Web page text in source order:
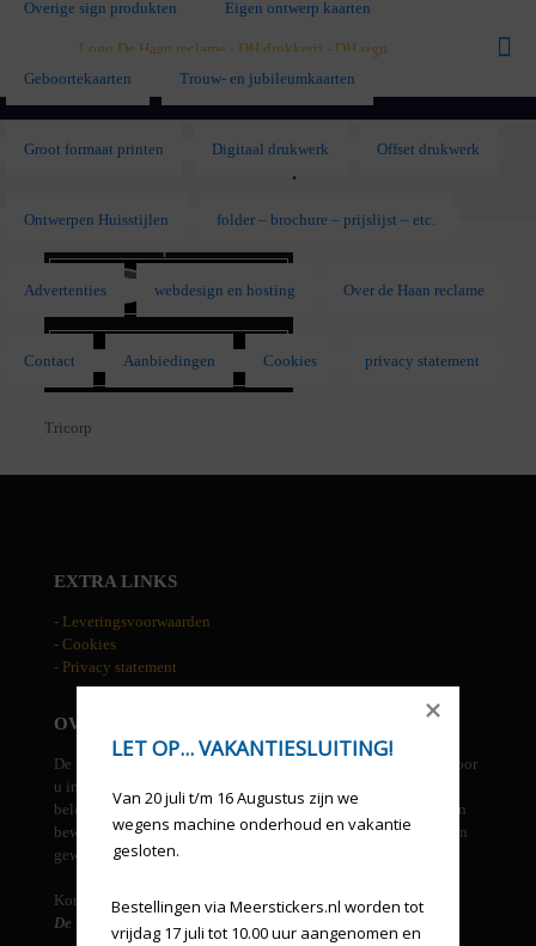
Overige sign produkten Eigen ontwerp kaarten
Geboortekaarten Trouw- en jubileumkaarten
Groot formaat printen Digitaal drukwerk Offset drukwerk
Ontwerpen Huisstijlen folder – brochure – prijslijst – etc.
Advertenties webdesign en hosting Over de Haan reclame
Contact Aanbiedingen Cookies privacy statement
Tricorp
EXTRA LINKS
- Leveringsvoorwaarden
- Cookies
- Privacy statement
OVER DE HAAN RECLAME
De Haan reclame is een allround grafisch bedrijf. We kunnen voor
u in eigen beheer ontwerpen, drukwerk, groot formaat prints,
beletteringen, gevel uitingen, etc. verzorgen. Tevens beheren en
bewaken wij uw huisstijl en verzorgen derden leveringen indien
gewenst.
Kortom...
De Haan reclame, een one stop voor al uw reclame-uitingen!
Van 20 juli t/m 16 Augustus zijn we
wegens machine onderhoud en vakantie
gesloten.
LET OP... VAKANTIESLUITING!
Bestellingen via Meerstickers.nl worden tot
vrijdag 17 juli tot 10.00 uur aangenomen en